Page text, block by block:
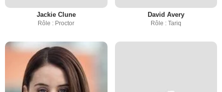
Jackie Clune
Rôle : Proctor
David Avery
Rôle : Tariq